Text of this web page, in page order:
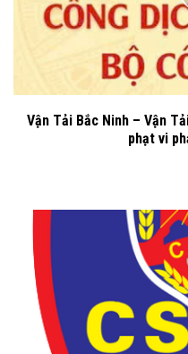
Vận Tải Bắc Ninh – Vận
phạt vi